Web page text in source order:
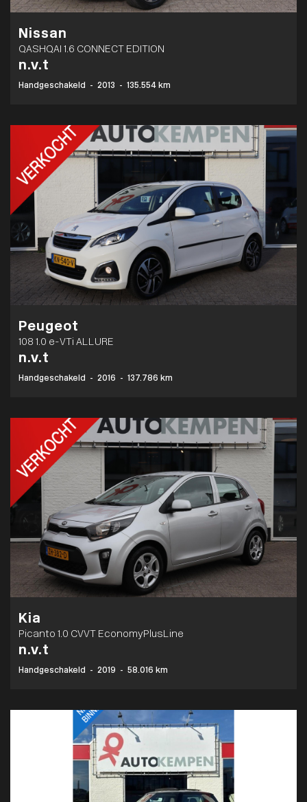
Nissan
QASHQAI 1.6 CONNECT EDITION
n.v.t
Handgeschakeld - 2013 - 135.554 km
Peugeot
108 1.0 e-VTi ALLURE
n.v.t
Handgeschakeld - 2016 - 137.786 km
Kia
Picanto 1.0 CVVT EconomyPlusLine
n.v.t
Handgeschakeld - 2019 - 58.016 km